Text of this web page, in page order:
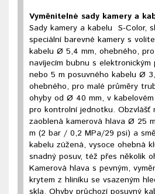
Vyměnitelné sady kamery a
Sady kamery a kabelu S-Color,
speciální barevné kamery s
kabelu Ø 5,4 mm, ohebného,
navíjecím bubnu s
nebo 5 m posuvného kabelu Ø
ohebného, ​​pro malé průměry
ohyby od Ø 40 mm, v
pro kontrolní jednotku. Obzvlášť
zaoblená kamerová hlava Ø 25
m (2 bar / 0,2 MPa/29 psi) a
kabelu zúžená, vysoce ohebná
snadný posuv, též přes několik
Kamerová hlava s pevným,
krytem z hliníku se vsazeným